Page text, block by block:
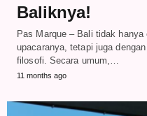
Baliknya!
Pas Marque – Bali tidak
upacaranya, tetapi juga
filosofi. Secara umum,…
11 months ago